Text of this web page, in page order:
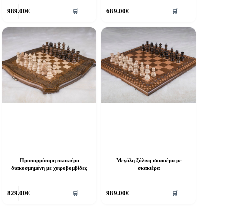
989.00€ 🛒 689.00€ 🛒
Προσαρμόσιμη σκακιέρα
διακοσμημένη με χειροβομβίδες
829.00€ 🛒
Μεγάλη ξύλινη σκακιέρα με
σκακιέρα
989.00€ 🛒